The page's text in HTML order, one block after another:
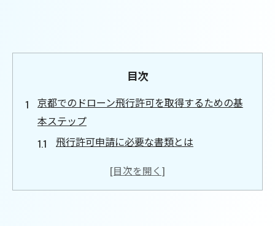
目次
京都でのドローン飛行許可を取得するための基
本ステップ
飛行許可申請に必要な書類とは
許可取得までの平均的な期間